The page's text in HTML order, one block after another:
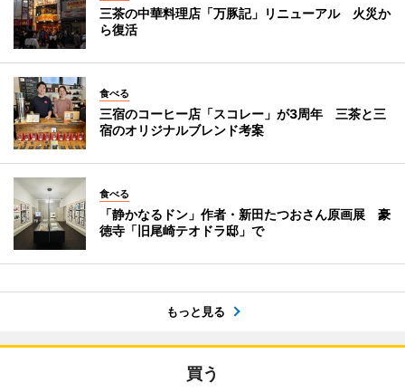
三茶の中華料理店「万豚記」リニューアル 火災か
ら復活
食べる
三宿のコーヒー店「スコレー」が3周年 三茶と三
宿のオリジナルブレンド考案
食べる
「静かなるドン」作者・新田たつおさん原画展 豪
徳寺「旧尾崎テオドラ邸」で
もっと見る
買う